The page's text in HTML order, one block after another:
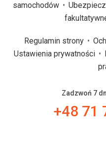
samochodów
Regulamin strony
Ustawienia prywatności
Zadzwoń 7
+48 71